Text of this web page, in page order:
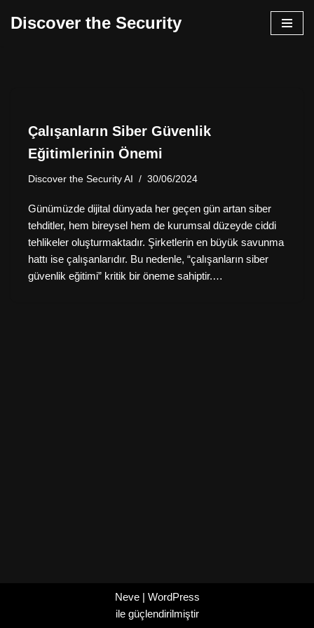
Discover the Security
Çalışanların Siber Güvenlik
Eğitimlerinin Önemi
Discover the Security AI 30/06/2024
Günümüzde dijital dünyada her geçen gün artan siber
tehditler, hem bireysel hem de kurumsal düzeyde ciddi
tehlikeler oluşturmaktadır. Şirketlerin en büyük savunma
hattı ise çalışanlarıdır. Bu nedenle, “çalışanların siber
güvenlik eğitimi” kritik bir öneme sahiptir.…
Neve| WordPress
ile güçlendirilmiştir